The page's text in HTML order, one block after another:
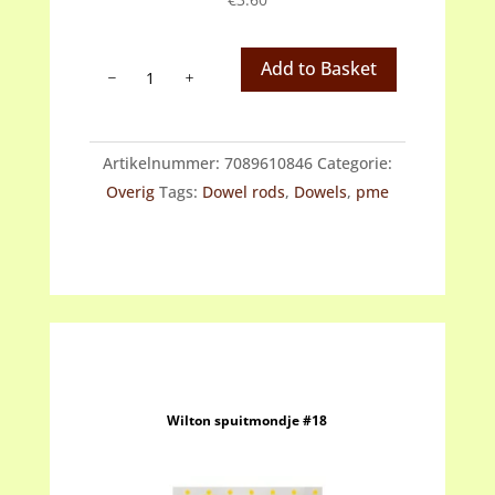
rods
4st
aantal
Add to Basket
Artikelnummer: 7089610846 Categorie:
Overig Tags: Dowel rods, Dowels, pme
Wilton spuitmondje #18